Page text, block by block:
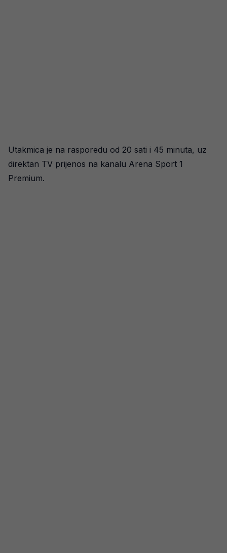
Utakmica je na rasporedu od 20 sati i 45 minuta, uz
direktan TV prijenos na kanalu Arena Sport 1
Premium.